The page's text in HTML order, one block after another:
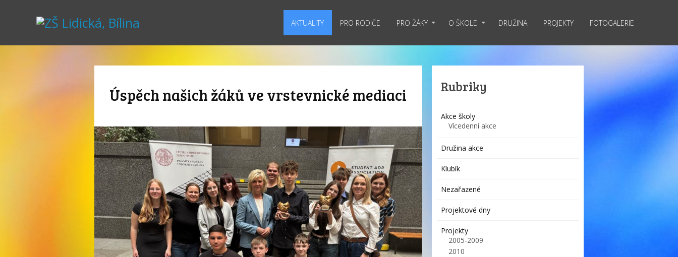
AKTUALITY PRO RODIČE PRO ŽÁKY O ŠKOLE DRUŽINA PROJEKTY FOTOGALERIE
Úspěch našich žáků ve vrstevnické mediaci Rubriky
Akce školy
Vícedenní akce
Družina akce
Klubík
Nezařazené
Projektové dny
Projekty
2005-2009
2010